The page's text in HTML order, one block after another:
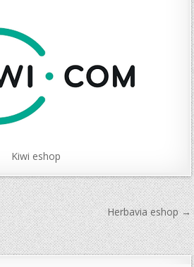
Kiwi eshop
Herbavia eshop →